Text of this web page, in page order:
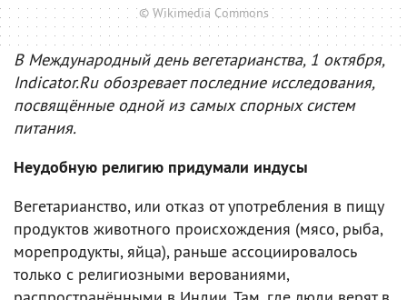
© Wikimedia Commons
В Международный день вегетарианства, 1 октября,
Indicator.Ru обозревает последние исследования,
посвящённые одной из самых спорных систем
питания.
Неудобную религию придумали индусы
Вегетарианство, или отказ от употребления в пищу
продуктов животного происхождения (мясо, рыба,
морепродукты, яйца), раньше ассоциировалось
только с религиозными верованиями,